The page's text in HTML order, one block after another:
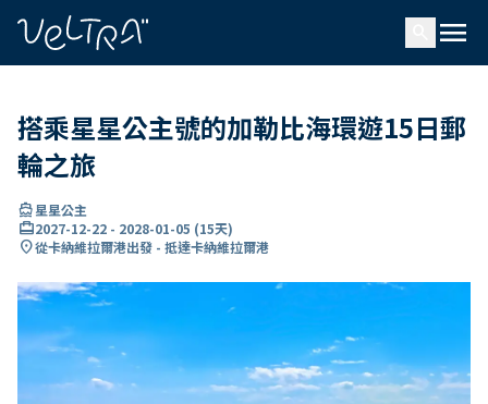
menu
搭乘星星公主號的加勒比海環遊15日郵
輪之旅
directions_boat星星公主
card_travel2027-12-22 - 2028-01-05 (15天)
location_on從卡納維拉爾港出發 - 抵達卡納維拉爾港